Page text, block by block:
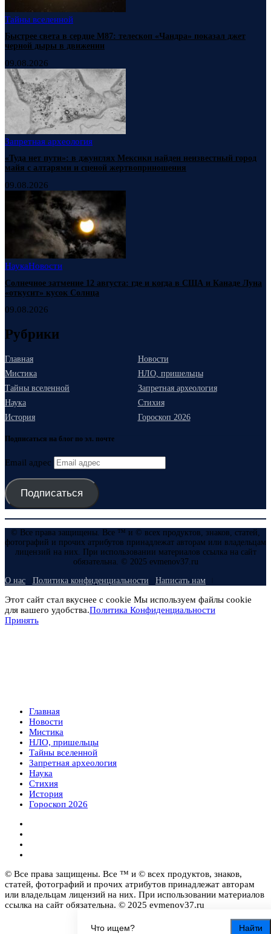
Найти
Тайны вселенной
Быстрее света в сердце М87: телескоп «Чандра» показал джет
черной дыры в движении
09.08.2026
Запретная археология
«Туда нет пути»: в джунглях Мексики найден неизвестный город
майя с алтарями и сценой жертвоприношения
09.08.2026
НаукаНовости
Солнечное затмение 12 августа: где и когда в США и Канаде Луна
«откусит» кусок Солнца
09.08.2026
Рубрики
Главная
Новости
Мистика
НЛО, пришельцы
Тайны вселенной
Запретная археология
Наука
Стихия
История
Гороскоп 2026
Подписаться на блог по эл. почте
Email адрес
Подписаться
© Все права защищены. Все ™ и © всех продуктов, знаков, статей,
фотографий и прочих атрибутов принадлежат авторам или владельцам
лицензий на них. При использовании материалов ссылка на сайт
обязательна. © 2025 evmenov37.ru
О нас Политика конфиденциальности Написать нам
Этот сайт стал вкуснее с cookie Мы используем файлы cookie
для вашего удобства.Политика Конфиденциальности
Принять
Главная
Новости
Мистика
НЛО, пришельцы
Тайны вселенной
Запретная археология
Наука
Стихия
История
Гороскоп 2026
© Все права защищены. Все ™ и © всех продуктов, знаков,
статей, фотографий и прочих атрибутов принадлежат авторам
или владельцам лицензий на них. При использовании материалов
ссылка на сайт обязательна. © 2025 evmenov37.ru